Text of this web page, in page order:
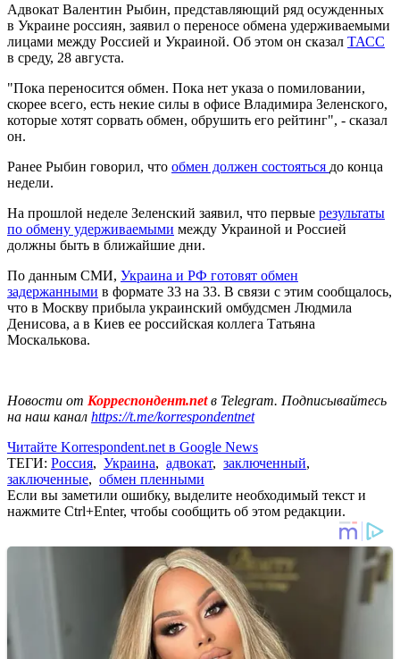
Адвокат Валентин Рыбин, представляющий ряд осужденных
в Украине россиян, заявил о переносе обмена удерживаемыми
лицами между Россией и Украиной. Об этом он сказал ТАСС
в среду, 28 августа.
"Пока переносится обмен. Пока нет указа о помиловании,
скорее всего, есть некие силы в офисе Владимира Зеленского,
которые хотят сорвать обмен, обрушить его рейтинг", - сказал
он.
Ранее Рыбин говорил, что обмен должен состояться до конца
недели.
На прошлой неделе Зеленский заявил, что первые результаты
по обмену удерживаемыми между Украиной и Россией
должны быть в ближайшие дни.
По данным СМИ, Украина и РФ готовят обмен
задержанными в формате 33 на 33. В связи с этим сообщалось,
что в Москву прибыла украинский омбудсмен Людмила
Денисова, а в Киев ее российская коллега Татьяна
Москалькова.
Новости от Корреспондент.netв Telegram. Подписывайтесь
на наш канал https://t.me/korrespondentnet
Читайте Korrespondent.net в Google News
ТЕГИ: Россия, Украина, адвокат, заключенный,
заключенные, обмен пленными
Если вы заметили ошибку, выделите необходимый текст и
нажмите Ctrl+Enter, чтобы сообщить об этом редакции.